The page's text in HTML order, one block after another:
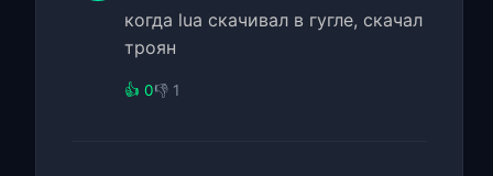
когда lua скачивал в гугле, скачал
троян
👍 0👎 1